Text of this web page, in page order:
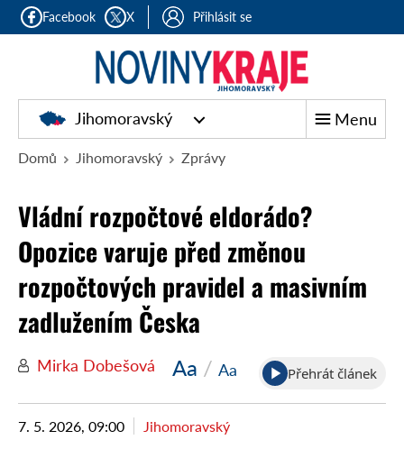
Facebook X Přihlásit se
Jihomoravský Menu
Domů Jihomoravský Zprávy
Vládní rozpočtové eldorádo?
Opozice varuje před změnou
rozpočtových pravidel a masivním
zadlužením Česka
Mirka Dobešová Aa / Aa Přehrát článek
7. 5. 2026, 09:00 Jihomoravský